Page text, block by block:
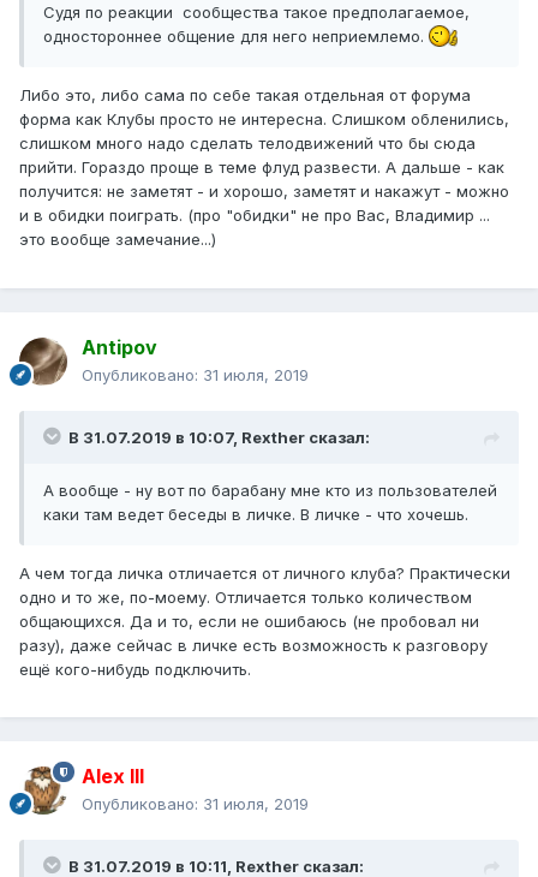
Судя по реакции сообщества такое предполагаемое,
одностороннее общение для него неприемлемо.
Либо это, либо сама по себе такая отдельная от форума
форма как Клубы просто не интересна. Слишком обленились,
слишком много надо сделать телодвижений что бы сюда
прийти. Гораздо проще в теме флуд развести. А дальше - как
получится: не заметят - и хорошо, заметят и накажут - можно
и в обидки поиграть. (про "обидки" не про Вас, Владимир ...
это вообще замечание...)
Antipov
Опубликовано: 31 июля, 2019
В 31.07.2019 в 10:07, Rexther сказал:
А вообще - ну вот по барабану мне кто из пользователей
каки там ведет беседы в личке. В личке - что хочешь.
А чем тогда личка отличается от личного клуба? Практически
одно и то же, по-моему. Отличается только количеством
общающихся. Да и то, если не ошибаюсь (не пробовал ни
разу), даже сейчас в личке есть возможность к разговору
ещё кого-нибудь подключить.
Alex IlI
Опубликовано: 31 июля, 2019
В 31.07.2019 в 10:11, Rexther сказал: